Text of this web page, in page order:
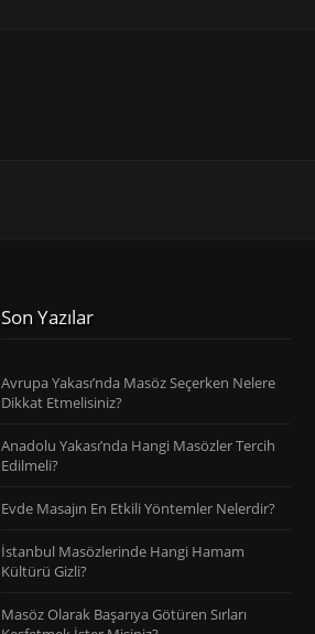
Son Yazılar
Avrupa Yakası’nda Masöz Seçerken Nelere
Dikkat Etmelisiniz?
Anadolu Yakası’nda Hangi Masözler Tercih
Edilmeli?
Evde Masajın En Etkili Yöntemler Nelerdir?
İstanbul Masözlerinde Hangi Hamam
Kültürü Gizli?
Masöz Olarak Başarıya Götüren Sırları